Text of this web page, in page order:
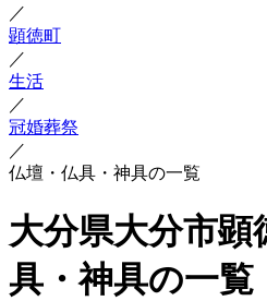
／
顕徳町
／
生活
／
冠婚葬祭
／
仏壇・仏具・神具の一覧
大分県大分市顕
具・神具の一覧